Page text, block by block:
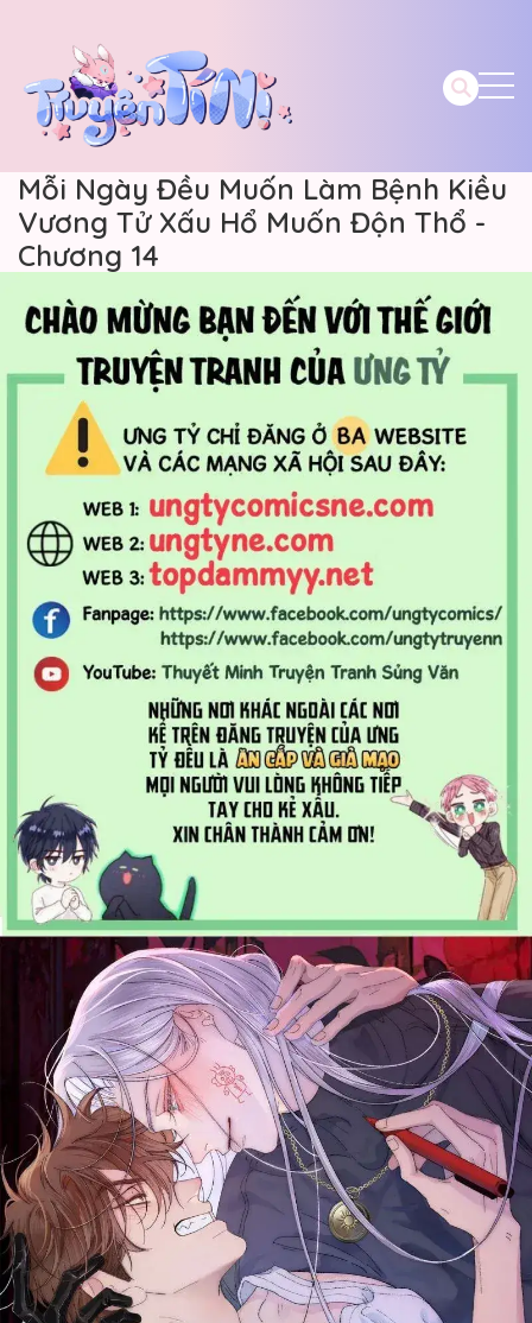
Mỗi Ngày Đều Muốn Làm Bệnh Kiều
Vương Tử Xấu Hổ Muốn Độn Thổ -
Chương 14